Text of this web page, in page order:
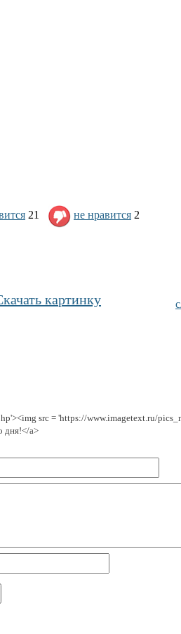
21 не нравится 2
картинку
src = 'https://www.imagetext.ru/
дня!</a>